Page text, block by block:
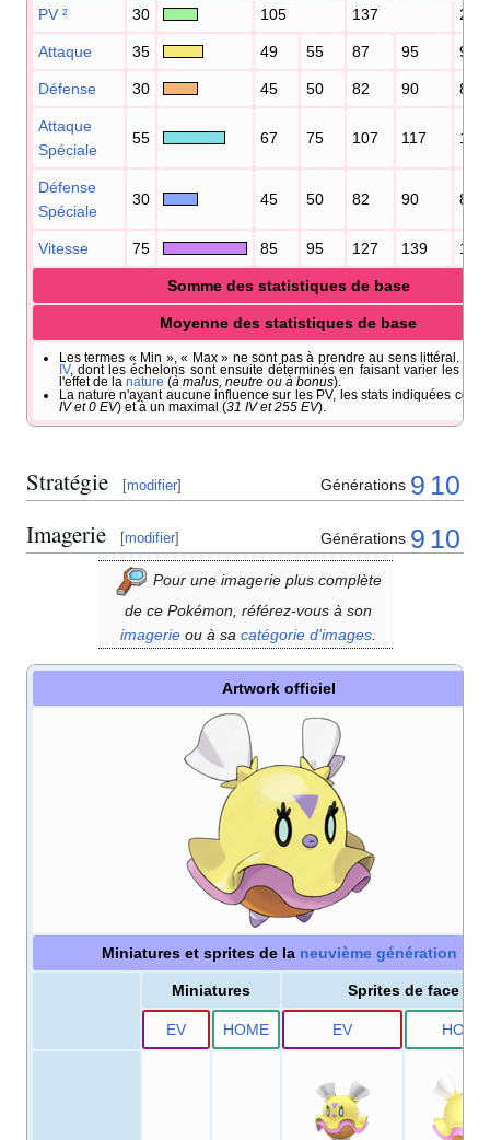
PV ² 30 105 137 201
Attaque 35 49 55 87 95 95
Défense 30 45 50 82 90 86
Attaque
Spéciale
55 67 75 107 117 131
Défense
Spéciale
30 45 50 82 90 86
Vitesse 75 85 95 127 139 167
Somme des statistiques de base
Moyenne des statistiques de base
Les termes « Min », « Max » ne sont pas à prendre au sens littéral. Il
IV, dont les échelons sont ensuite déterminés en faisant varier les
l'effet de la nature (à malus, neutre ou à bonus).
La nature n'ayant aucune influence sur les PV, les stats indiquées
IV et 0 EV) et à un maximal (31 IV et 255 EV).
Stratégie [modifier] Générations 9 10
Imagerie
[modifier] Générations 9 10
Pour une imagerie plus complète
de ce Pokémon, référez-vous à son
imagerieou à sa catégorie d'images.
Artwork officiel
Miniatures et sprites de la neuvième génération
Miniatures Sprites de face
EV HOME EV HOME